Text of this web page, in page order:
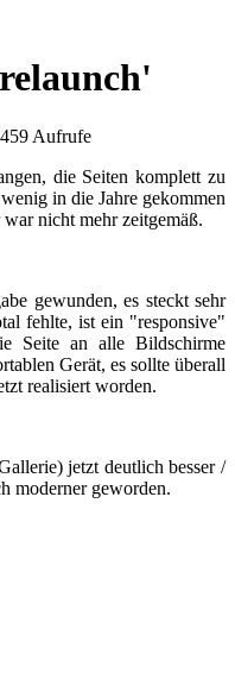
Aufrufe
die Seiten komplett zu
in die Jahre gekommen
nicht mehr zeitgemäß.
gewunden, es steckt sehr
fehlte, ist ein "responsive"
Seite an alle Bildschirme
Gerät, es sollte überall
realisiert worden.
jetzt deutlich besser /
moderner geworden.